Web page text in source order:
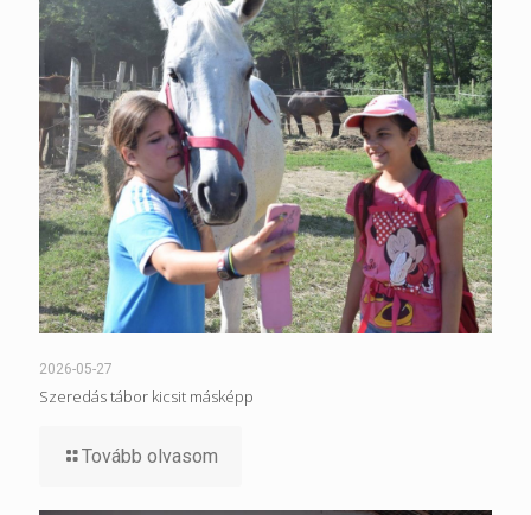
2026-05-27
Szeredás tábor kicsit másképp
Tovább olvasom